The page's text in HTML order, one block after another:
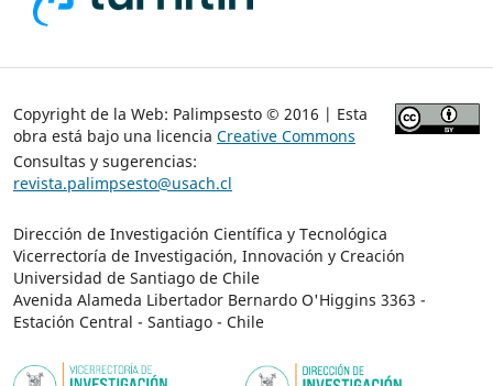
Copyright de la Web: Palimpsesto © 2016 | Esta
obra está bajo una licencia Creative Commons
Consultas y sugerencias:
revista.palimpsesto@usach.cl
Dirección de Investigación Científica y Tecnológica
Vicerrectoría de Investigación, Innovación y Creación
Universidad de Santiago de Chile
Avenida Alameda Libertador Bernardo O'Higgins 3363 -
Estación Central - Santiago - Chile